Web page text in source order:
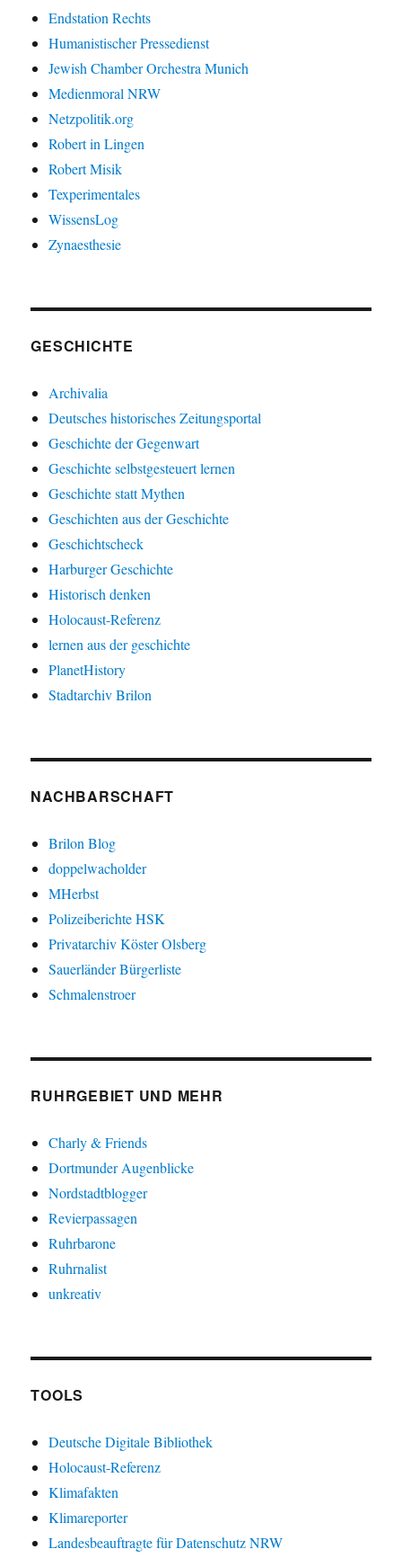
Endstation Rechts
Humanistischer Pressedienst
Jewish Chamber Orchestra Munich
Medienmoral NRW
Netzpolitik.org
Robert in Lingen
Robert Misik
Texperimentales
WissensLog
Zynaesthesie
GESCHICHTE
Archivalia
Deutsches historisches Zeitungsportal
Geschichte der Gegenwart
Geschichte selbstgesteuert lernen
Geschichte statt Mythen
Geschichten aus der Geschichte
Geschichtscheck
Harburger Geschichte
Historisch denken
Holocaust-Referenz
lernen aus der geschichte
PlanetHistory
Stadtarchiv Brilon
NACHBARSCHAFT
Brilon Blog
doppelwacholder
MHerbst
Polizeiberichte HSK
Privatarchiv Köster Olsberg
Sauerländer Bürgerliste
Schmalenstroer
RUHRGEBIET UND MEHR
Charly & Friends
Dortmunder Augenblicke
Nordstadtblogger
Revierpassagen
Ruhrbarone
Ruhrnalist
unkreativ
TOOLS
Deutsche Digitale Bibliothek
Holocaust-Referenz
Klimafakten
Klimareporter
Landesbeauftragte für Datenschutz NRW